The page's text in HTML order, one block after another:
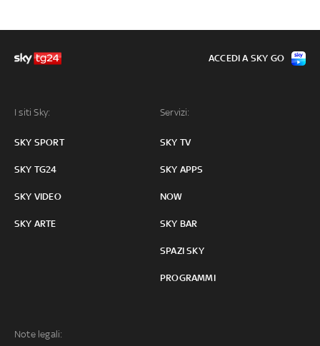
I siti Sky:
SKY SPORT
SKY TG24
SKY VIDEO
SKY ARTE
Servizi:
SKY TV
SKY APPS
NOW
SKY BAR
SPAZI SKY
PROGRAMMI
Note legali:
ACCEDI A SKY GO